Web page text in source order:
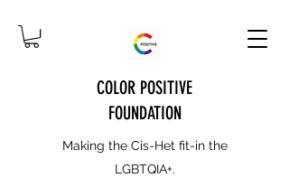
COLOR POSITIVE
FOUNDATION
Making the Cis-Het fit-in the
LGBTQIA+.